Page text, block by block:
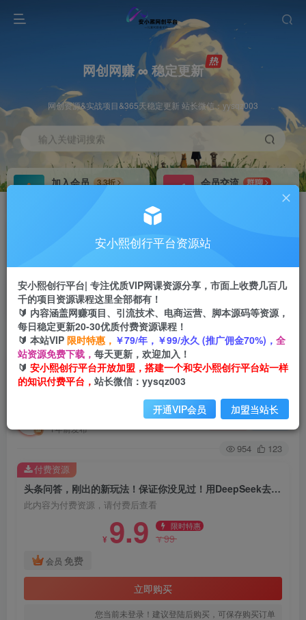
网创网赚 ∞ 稳定更新
网创资源&实战项目&365天稳定更新 站长微信：yysqz003
输入关键词搜索
加入会员
3.3折
会员交流
群聊
推广返佣高达70%
24小时自动赚钱
首页 创业课程 会员免费 正文
头条问答，刚出的新玩法！保证你没见过！用
DeepSeek去高效答题，一个账…
1年前发布
关注 私信
954 123
头条问答，刚出的新玩法！保证你没见过！用DeepSeek去高效答题，一个账…
此内容为付费资源，请付费后查看
¥ 9.9 限时特惠
¥99
会员 免费
立即购买
您当前未登录！建议登陆后购买，可保存购买订单
付费资源
安小熙创行平台资源站
安小熙创行平台| 专注优质VIP网课资源分享，市面上收费几百几
千的项目资源课程这里全部都有！
🔰 内容涵盖网赚项目、引流技术、电商运营、脚本源码等资源，
每日稳定更新20-30优质付费资源课程！
🔰 本站VIP 限时特惠， ￥79/年，￥99/永久 (推广佣金70%)， 全
站资源免费下载， 每天更新，欢迎加入！
🔰 安小熙创行平台开放加盟，搭建一个和安小熙创行平台站一样
的知识付费平台， 站长微信：yysqz003
开通VIP会员 加盟当站长